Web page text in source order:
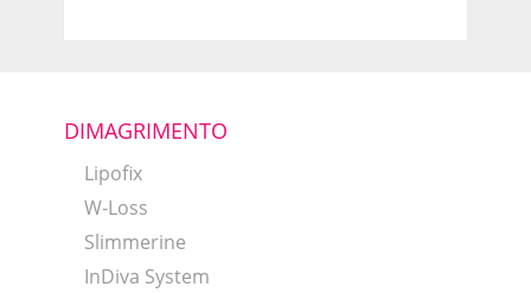
DIMAGRIMENTO
Lipofix
W-Loss
Slimmerine
InDiva System